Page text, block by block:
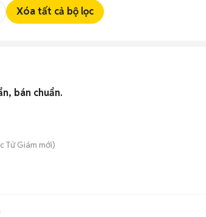
Xóa tất cả bộ lọc
bán chuẩn.
Tử Giám mới)